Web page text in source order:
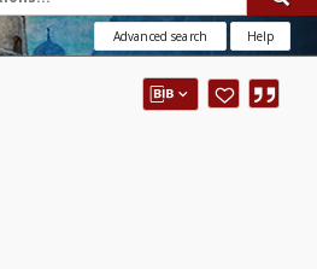
Advanced search Help